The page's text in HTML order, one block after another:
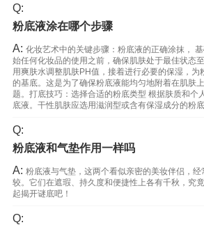
Q:
粉底液涂在哪个步骤
A: 化妆艺术中的关键步骤：粉底液的正确涂抹，
始任何化妆品的使用之前，确保肌肤处于最佳状态
用爽肤水调整肌肤PH值，接着进行必要的保湿，为
的基底。这是为了确保粉底液能均匀地附着在肌肤
题。打底技巧：选择合适的粉底类型 根据肤质和个
底液。干性肌肤应选用滋润型或含有保湿成分的粉
Q:
粉底液和气垫作用一样吗
A: 粉底液与气垫，这两个看似亲密的美妆伴侣，
较。它们在遮瑕、持久度和便捷性上各有千秋，究
起揭开谜底吧！
Q: